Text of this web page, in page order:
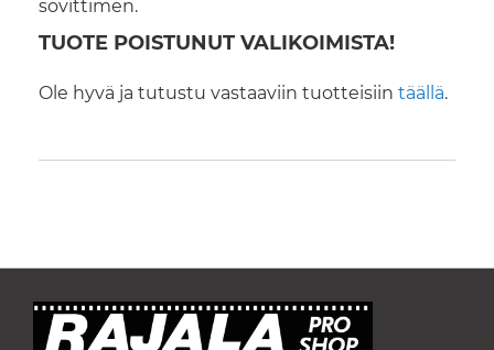
sovittimen.
TUOTE POISTUNUT VALIKOIMISTA!
Ole hyvä ja tutustu vastaaviin tuotteisiin täällä.